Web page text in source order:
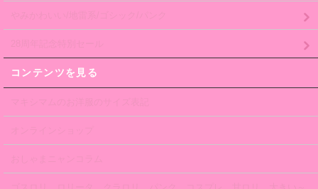
コンテンツを見る